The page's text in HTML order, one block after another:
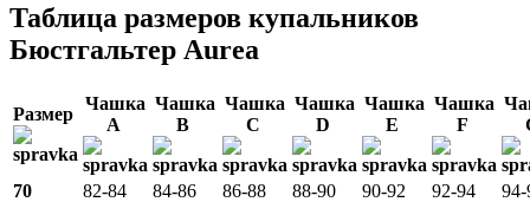
Таблица размеров купальников
Бюстгальтер Aurea
Размер
Чашка
A
Чашка
B
Чашка
C
Чашка
D
Чашка
E
Чашка
F
70 82-84 84-86 86-88 88-90 90-92 92-94
94-